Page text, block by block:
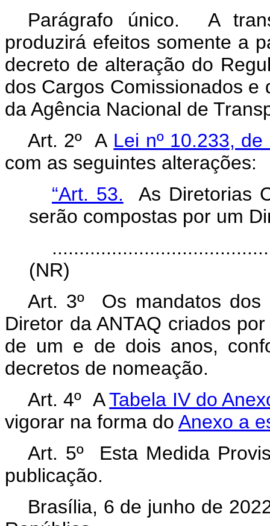
Parágrafo único. A
produzirá efeitos somente a
decreto de alteração do
dos Cargos Comissionados e
da Agência Nacional de
Art. 2º A Lei nº 10.233,
com as seguintes alterações:
“Art. 53. As Diretorias
serão compostas por um
(NR)
Art. 3º Os mandatos dos
Diretor da ANTAQ criados
de um e de dois anos,
decretos de nomeação.
Art. 4º ATabela IV do
vigorar na forma do Anexo a
Art. 5º Esta Medida
publicação.
Brasília, 6 de junho de